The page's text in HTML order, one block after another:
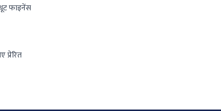
फाइनेंस